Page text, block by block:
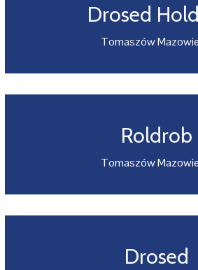
Drosed
Tomaszów
Roldrob
Tomaszów
Drosed